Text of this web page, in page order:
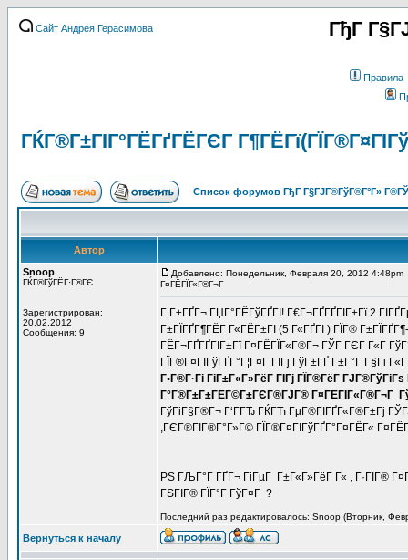
Сайт Андрея Герасимова ГђГ
Правила
ГЌГ®Г±ГІГ°ГЁГґГЁГЄГ
Список форумов ГђГ Г§ГЈГ®ГўГ®Г°Г»
Автор
Snoop
ГЌГ®ГўГЁГ·Г®ГЄ
Зарегистрирован:
20.02.2012
Сообщения: 9
Добавлено: Понедельник, Февраля 20, 2012 4:48pm
Г¤ГЁГЇГ«Г®Г¬Г
Г‚Г±ГҐГ¬ ГЏГ°ГЁГўГҐГІ! Г€Г¬ГҐГҐГІГ±Гї 2
Г±ГЇГҐГ¶ГЁГ Г«ГЁГ±ГІ (5 Г«ГҐГІ ) ГЇГ®
ГЁГ¬ГҐГҐГІГ±Гї Г¤ГЁГЇГ«Г®Г¬ ГЎГ ГЄГ Г«Г
ГЇГ®Г¤ГІГўГҐГ°Г¦Г¤Г ГІГј ГўГ±ГҐ Г±Г°Г Г§Гі
Г•Г®Г·Гі ГіГ±Г«Г»ГёГ ГІГј ГЇГ®ГёГ
Г°Г®Г±Г±ГЁГ©Г±ГЄГ®ГЈГ® Г¤ГЁГЇГ«Г®Г¬Г Гў
ГўГіГ§Г®Г¬ Г‘ГГЂ ГЌГЋ ГµГ®ГІГҐГ«Г®Г±Гј
,ГЄГ®ГІГ®Г°Г»Г© ГЇГ®Г¤ГІГўГҐГ°Г¤ГЁГ«
PS ГЉГ°Г ГҐГ¬ ГіГµГ Г±Г«Г»ГёГ Г« , Г·ГІГ®
ГЅГІГ® ГЇГ°Г ГўГ¤Г ?
Последний раз редактировалось: Snoop (Вторник,
Вернуться к началу